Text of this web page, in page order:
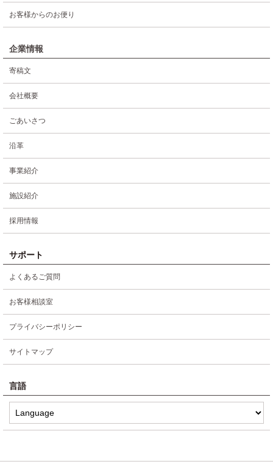
お客様からのお便り
企業情報
寄稿文
会社概要
ごあいさつ
沿革
事業紹介
施設紹介
採用情報
サポート
よくあるご質問
お客様相談室
プライバシーポリシー
サイトマップ
言語